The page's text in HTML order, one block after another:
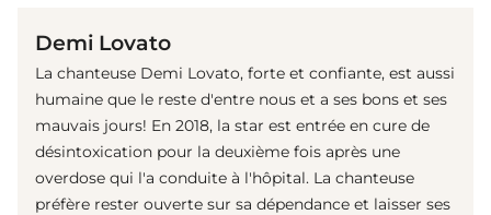
Demi Lovato
La chanteuse Demi Lovato, forte et confiante, est aussi
humaine que le reste d'entre nous et a ses bons et ses
mauvais jours! En 2018, la star est entrée en cure de
désintoxication pour la deuxième fois après une
overdose qui l'a conduite à l'hôpital. La chanteuse
préfère rester ouverte sur sa dépendance et laisser ses